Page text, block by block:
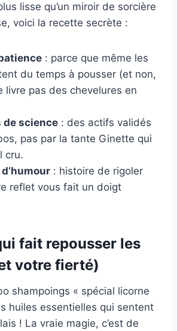
lisse qu’un miroir de sorcière
voici la recette secrète :
: parce que même les
du temps à pousser (et non,
livre pas des chevelures en
de science : des actifs validés
pas par la tante Ginette qui
cru.
: histoire de rigoler
reflet vous fait un doigt
fait repousser les
votre fierté)
shampoings « spécial licorne
huiles essentielles qui sentent
! La vraie magie, c’est de